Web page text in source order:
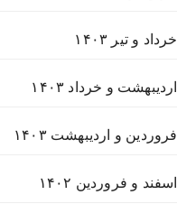
خرداد و تیر ۱۴۰۳
اردیبهشت و خرداد ۱۴۰۳
فروردین و اردیبهشت ۱۴۰۳
اسفند و فروردین ۱۴۰۲